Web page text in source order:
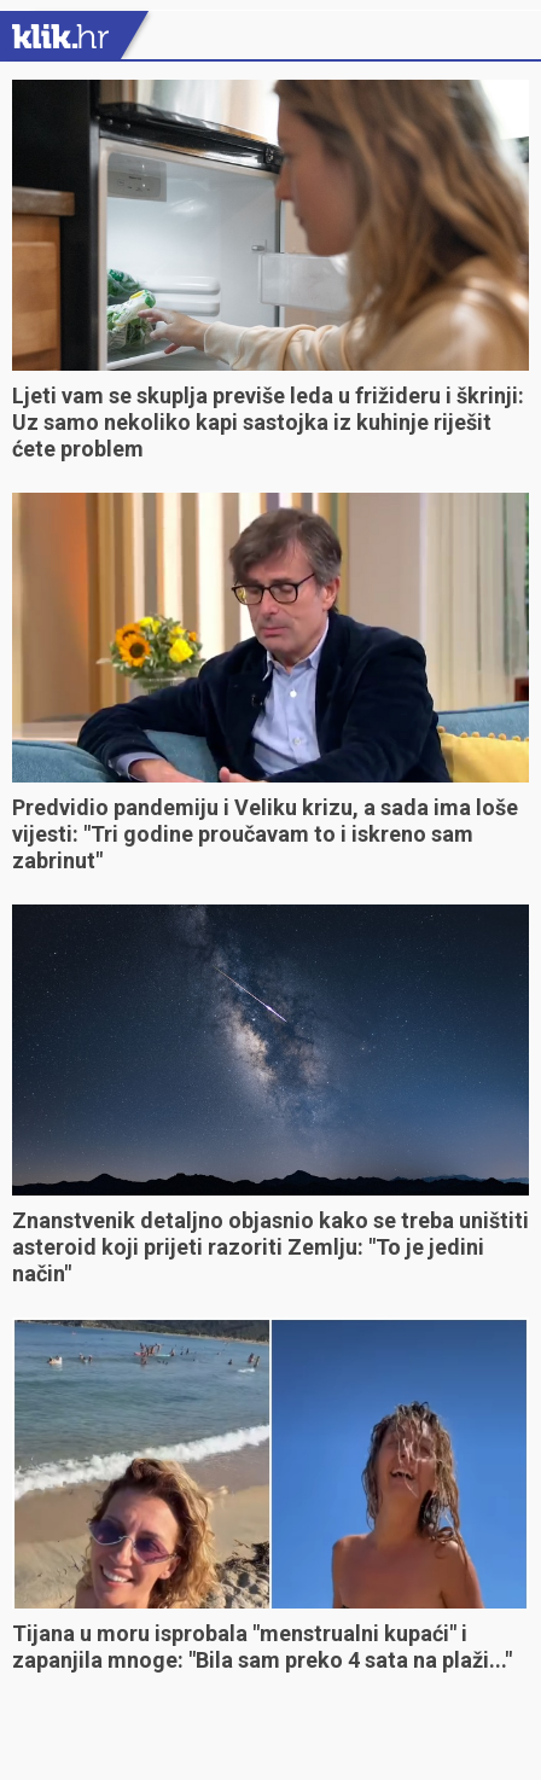
Ljeti vam se skuplja previše leda u frižideru i škrinji:
Uz samo nekoliko kapi sastojka iz kuhinje riješit
ćete problem
Predvidio pandemiju i Veliku krizu, a sada ima loše
vijesti: "Tri godine proučavam to i iskreno sam
zabrinut"
Znanstvenik detaljno objasnio kako se treba uništiti
asteroid koji prijeti razoriti Zemlju: "To je jedini
način"
Tijana u moru isprobala "menstrualni kupaći" i
zapanjila mnoge: "Bila sam preko 4 sata na plaži..."